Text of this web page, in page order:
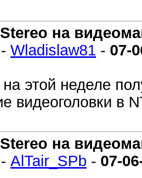
на
- Wladislaw81 - 07-
этой неделе
видеоголовки в
на
- AlTair_SPb - 07-